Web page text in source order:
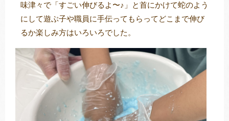
味津々で「すごい伸びるよ〜♪」と首にかけて蛇のよう
にして遊ぶ子や職員に手伝ってもらってどこまで伸び
るか楽しみ方はいろいろでした。